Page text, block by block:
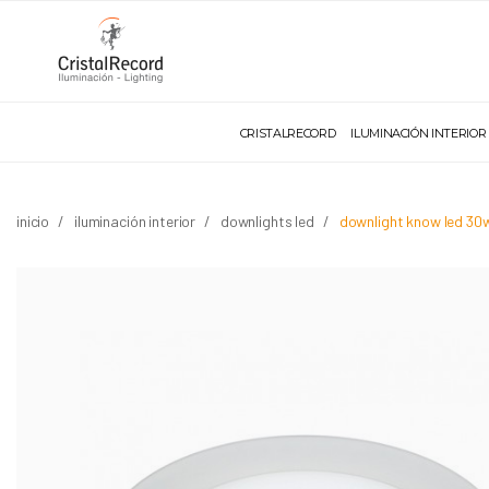
CRISTALRECORD ILUMINACIÓN INTERIOR
inicio iluminación interior downlights led downlight know led